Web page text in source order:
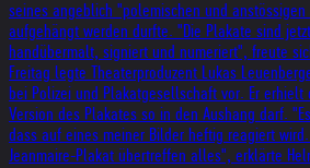
seines angeblich "polemischen und
aufgehängt werden durfte. "Die Plakate sind
handübermalt, signiert und numeriert", freute
Freitag legte Theaterproduzent Lukas
bei Polizei und Plakatgesellschaft vor. Er erhielt
Version des Plakates so in den Aushang darf.
dass auf eines meiner Bilder heftig reagiert
Jeanmaire-Plakat übertreffen alles", erklärte